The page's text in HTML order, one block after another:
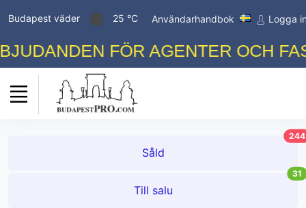
Budapest väder 25 °C Användarhandbok Logga
FÖR AGENTER OCH
Såld
244
Till salu
31